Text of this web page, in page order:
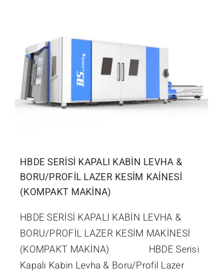
HBDE SERİSİ KAPALI KABİN LEVHA &
BORU/PROFİL LAZER KESİM KAİNESİ
(KOMPAKT MAKİNA)
HBDE SERİSİ KAPALI KABİN LEVHA &
BORU/PROFİL LAZER KESİM MAKİNESİ
(KOMPAKT MAKİNA) HBDE Serisi
Kapalı Kabin Levha & Boru/Profil Lazer